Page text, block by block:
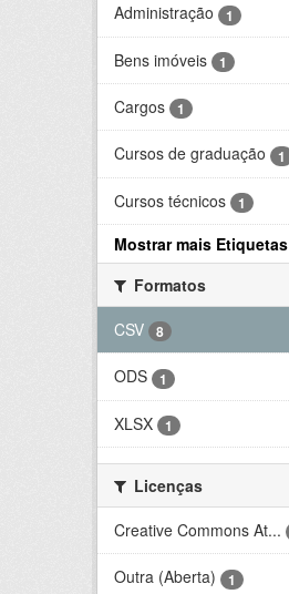
Administração 1
Bens imóveis 1
Cargos 1
Cursos de graduação 1
Cursos técnicos 1
Mostrar mais Etiquetas
Formatos
CSV
8
ODS 1
XLSX 1
Licenças
Creative Commons At...
Outra (Aberta) 1